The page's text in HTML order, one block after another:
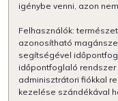
igénybe venni, azon
Felhasználók:
azonosítható
segítségével
időpontfoglaló
adminisztrátori fiókkal
kezelése szándékával